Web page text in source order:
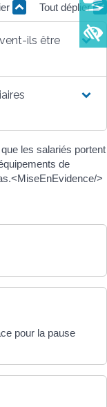
Tout déplier
ils être
les salariés portent
de
>
pour la pause